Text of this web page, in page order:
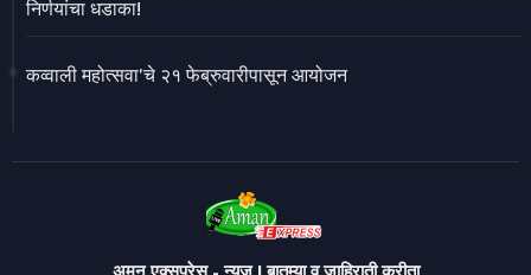
निर्णयांचा धडाका!
कव्वाली महोत्सवा'चे २१ फेब्रुवारीपासून आयोजन